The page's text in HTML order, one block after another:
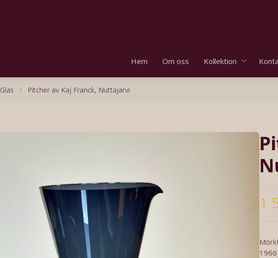
Hem Om oss Kollektion
Glas / Pitcher av Kaj Franck, Nuttajärvi
1